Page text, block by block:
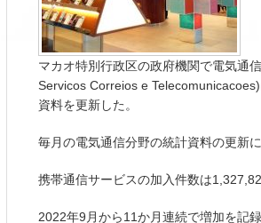
マカオ特別行政区の政府機関で電気通
Servicos Correios e
資料を更新した。
毎月の電気通信分野の統計資料の更新
携帯通信サービスの加入件数は
2022年9月から11か月連続で増加を記録